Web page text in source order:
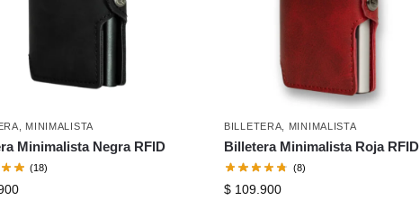
MINIMALISTA
Minimalista Negra RFID
(18)
BILLETERA MINIMALISTA
Billetera Minimalista Roja RFID
(8)
$ 109.900